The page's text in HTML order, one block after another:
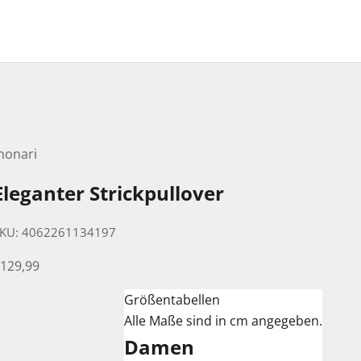
Strickpullover
4062261134197
Größentabellen
Alle Maße sind in cm angegeben.
Damen